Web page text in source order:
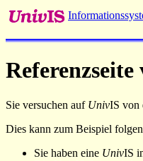
Sie versuchen auf UnivIS von
Dies kann zum Beispiel
Sie haben eine UnivIS